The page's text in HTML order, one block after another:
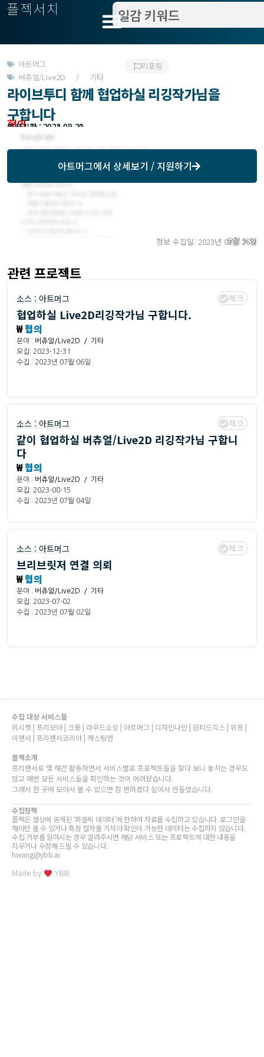
플젝서치
아트머그
버츄얼/Live2D / 기타
리포팅
라이브투디 함께 협업하실 리깅작가님을
구합니다
협의
모집기한 : 2023-05-31
예상기간 : 2024-02-29
아트머그에서 상세보기 / 지원하기
정보 수집일: 2023년 02월 26일
오전 9:39
관련 프로젝트
소스 : 아트머그 체크
협업하실 Live2D리깅작가님 구합니다.
₩협의
분야 : 버츄얼/Live2D / 기타
모집: 2023-12-31
수집 : 2023년 07월 06일
소스 : 아트머그 체크
같이 협업하실 버츄얼/Live2D 리깅작가님 구합니
다
₩협의
분야 : 버츄얼/Live2D / 기타
모집: 2023-08-15
수집 : 2023년 07월 04일
소스 : 아트머그 체크
브리브릿저 연결 의뢰
₩협의
분야 : 버츄얼/Live2D / 기타
모집: 2023-07-02
수집 : 2023년 07월 02일
수집 대상 서비스들
위시켓 | 프리모아 | 크몽 | 라우드소싱 | 아트머그 | 디자인나인 | 원티드긱스 | 위프 |
이랜서 | 프리랜서코리아 | 캐스팅엔
플젝소개
프리랜서로 몇 해간 활동하면서 서비스별로 프로젝트들을 찾다 보니 놓치는 경우도
많고 매번 모든 서비스들을 확인하는 것이 어려웠습니다.
그래서 한 곳에 모아서 볼 수 있으면 참 편하겠다 싶어서 만들었습니다.
수집정책
플젝은 웹상에 공개된 ‘퍼블릭 데이터’에 한하여 자료를 수집하고 있습니다. 로그인을
해야만 볼 수 있거나 특정 절차를 거쳐야 확인이 가능한 데이터는 수집하지 않습니다.
수집 거부를 원하시는 경우 알려주시면 해당 서비스 또는 프로젝트에 대한 내용을
지우거나 수정해 드릴 수 있습니다.
hwang@ybb.ai
Made by YBB